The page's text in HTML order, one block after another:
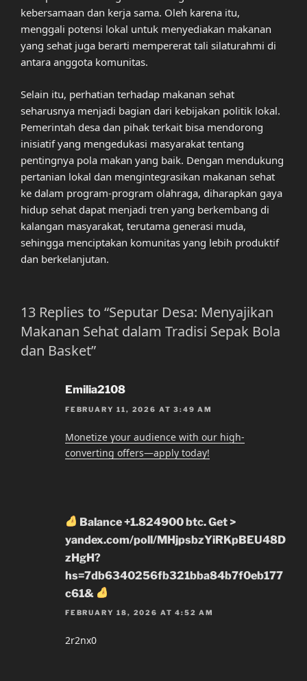
kebersamaan dan kerja sama. Oleh karena itu,
menggali potensi lokal untuk menyediakan makanan
yang sehat juga berarti mempererat tali silaturahmi di
antara anggota komunitas.
Selain itu, perhatian terhadap makanan sehat
seharusnya menjadi bagian dari kebijakan politik lokal.
Pemerintah desa dan pihak terkait bisa mendorong
inisiatif yang mengedukasi masyarakat tentang
pentingnya pola makan yang baik. Dengan mendukung
pertanian lokal dan mengintegrasikan makanan sehat
ke dalam program-program olahraga, diharapkan gaya
hidup sehat dapat menjadi tren yang berkembang di
kalangan masyarakat, terutama generasi muda,
sehingga menciptakan komunitas yang lebih produktif
dan berkelanjutan.
13 Replies to “Seputar Desa: Menyajikan
Makanan Sehat dalam Tradisi Sepak Bola
dan Basket”
Emilia2108
FEBRUARY 11, 2026 AT 3:49 AM
Monetize your audience with our high-
converting offers—apply today!
Balance +1.824900 btc. Get >
yandex.com/poll/MHjpsbzYiRKpBEU48D
zHgH?
hs=7db6340256fb321bba84b7f0eb177
c61&
FEBRUARY 18, 2026 AT 4:52 AM
2r2nx0